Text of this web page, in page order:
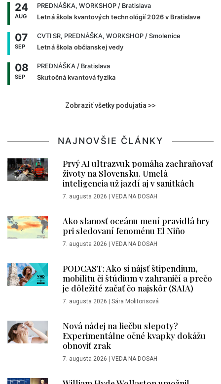
24
AUG
PREDNÁŠKA, WORKSHOP / Bratislava
Letná škola kvantových technológií 2026 v Bratislave
07
SEP
CVTI SR, PREDNÁŠKA, WORKSHOP / Smolenice
Letná škola občianskej vedy
08
SEP
PREDNÁŠKA / Bratislava
Skutočná kvantová fyzika
Zobraziť všetky podujatia >>
NAJNOVŠIE ČLÁNKY
Prvý AI ultrazvuk pomáha zachraňovať
životy na Slovensku. Umelá
inteligencia už jazdí aj v sanitkách
7. augusta 2026 VEDA NA DOSAH
Ako slanosť oceánu mení pravidlá hry
pri sledovaní fenoménu El Niño
7. augusta 2026 VEDA NA DOSAH
PODCAST: Ako si nájsť štipendium,
mobilitu či štúdium v zahraničí a prečo
je dôležité začať čo najskôr (SAIA)
7. augusta 2026 Sára Molitorisová
Nová nádej na liečbu slepoty?
Experimentálne očné kvapky dokážu
obnoviť zrak
7. augusta 2026 VEDA NA DOSAH